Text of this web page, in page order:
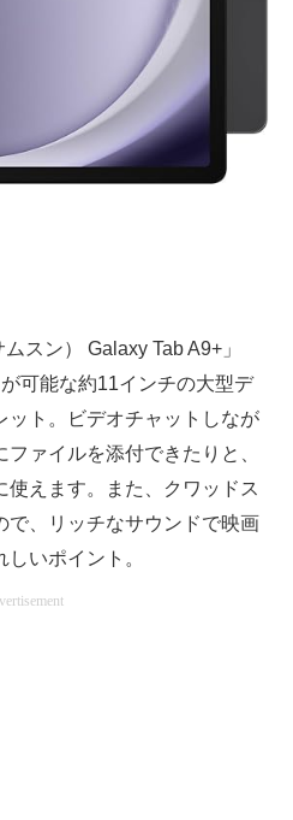
スン） Galaxy Tab A9+」
可能な約11インチの大型デ
ット。ビデオチャットしなが
ァイルを添付できたりと、
使えます。また、クワッドス
で、リッチなサウンドで映画
いポイント。